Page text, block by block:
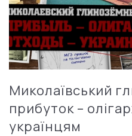
Миколаївський
прибуток –
українцям